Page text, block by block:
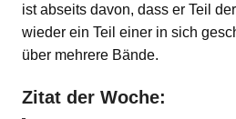
ist abseits davon, dass er Teil
wieder ein Teil einer in sich
über mehrere Bände.
Zitat der Woche: